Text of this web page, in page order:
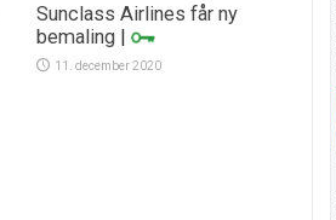
Sunclass Airlines får ny
bemaling |
11. december 2020